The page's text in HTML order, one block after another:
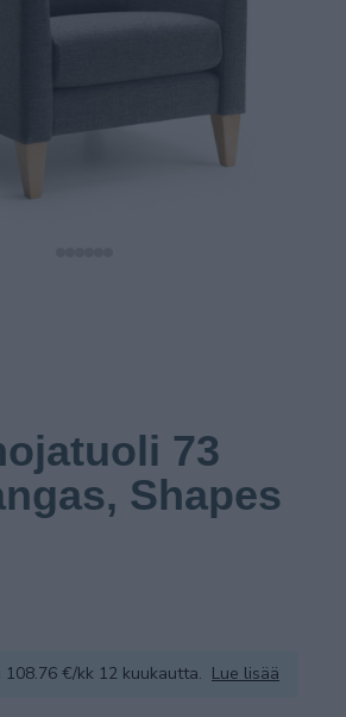
73
Shapes
108.76 €/kk 12 kuukautta. Lue lisää